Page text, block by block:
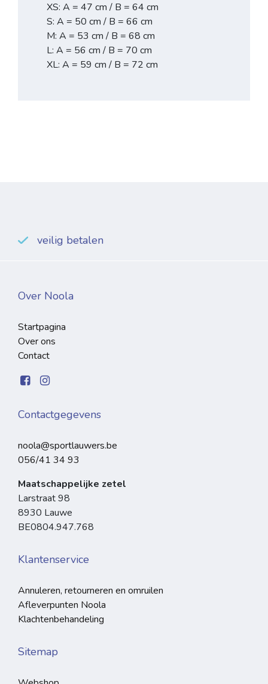
XS: A = 47 cm / B = 64 cm
S: A = 50 cm / B = 66 cm
M: A = 53 cm / B = 68 cm
L: A = 56 cm / B = 70 cm
XL: A = 59 cm / B = 72 cm
veilig betalen
Over Noola
Startpagina
Over ons
Contact
Contactgegevens
noola@sportlauwers.be
056/41 34 93
Maatschappelijke zetel
Larstraat 98
8930 Lauwe
BE0804.947.768
Klantenservice
Annuleren, retourneren en omruilen
Afleverpunten Noola
Klachtenbehandeling
Sitemap